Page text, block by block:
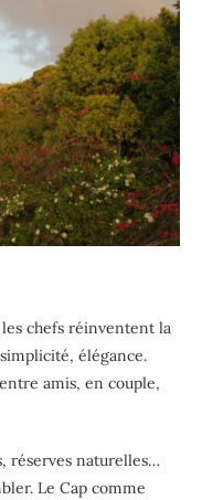
chefs réinventent la
élégance.
amis, en couple,
réserves naturelles…
Le Cap comme